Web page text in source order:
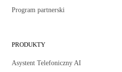
Program partnerski
PRODUKTY
Asystent Telefoniczny AI